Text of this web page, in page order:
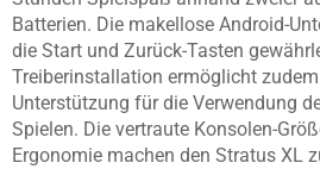
Batterien. Die makellose Android-
die Start und Zurück-Tasten
Treiberinstallation ermöglicht
Unterstützung für die Verwendung
Spielen. Die vertraute Konsolen-
Ergonomie machen den Stratus XL